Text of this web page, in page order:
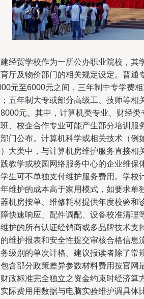
经贸学校作为一所公办职业院校，其
厅及物价部门的相关规定设定。普通
元至6000元之间，三年制中专学费
五年制大专或部分高级工、技师等相
元。其中，计算机类专业、财经
、校企合作专业可能产生部分培训服
门公布。计算机科学或相关技术（例
大类中，与计算机房维护服务直接相
教学或校园网络服务中心的企业维保
生可不单独支付维护服务费用。学校
维护的成本高于家用模式，如要求单
机房按单、维修耗材提供年度校验和
快速响应、配件调配、设备校准清理
护的所有认证经销商或多品牌技术支
维护报表和安全性提交审核合格信息
级别的单次计格。建议报读者除了常
含部分政策差异参数材料费用按官网
政标准完全独立之资金约束时经济算
际费用用数据与电脑实验维护调具体